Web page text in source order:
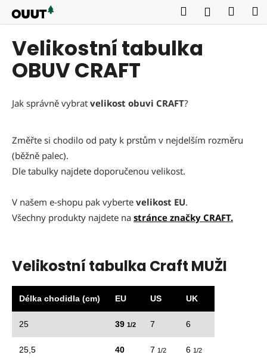
obsah
HledatPřihlášení
Velikostní tabulka
OBUV CRAFT
Jak správně vybrat velikost obuvi CRAFT?
Změřte si chodilo od paty k prstům v nejdelším rozměru
(běžně palec).
Dle tabulky najdete doporučenou velikost.
V našem e-shopu pak vyberte velikost EU.
Všechny produkty najdete na stránce značky CRAFT.
Velikostní tabulka Craft MUŽI
Délka chodidla (cm) EU US UK
25 39 1/2 7 6
25,5 40 7 1/2 6 1/2
o